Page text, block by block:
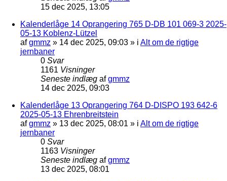
15 dec 2025, 13:05
Kalenderlåge 14 Oprangering 765 D-DB 101 069-3 2025-
05-13 Koblenz-Lützel
afgmmz » 14 dec 2025, 09:03 » i Alt om de rigtige
jernbaner
0 Svar
1161 Visninger
Seneste indlæg afgmmz
14 dec 2025, 09:03
Kalenderlåge 13 Oprangering 764 D-DISPO 193 642-6
2025-05-13 Ehrenbreitstein
afgmmz » 13 dec 2025, 08:01 » i Alt om de rigtige
jernbaner
0 Svar
1163 Visninger
Seneste indlæg afgmmz
13 dec 2025, 08:01